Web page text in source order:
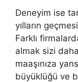
Deneyim ise
yılların
Farklı
almak sizi
maaşınıza
büyüklüğü ve